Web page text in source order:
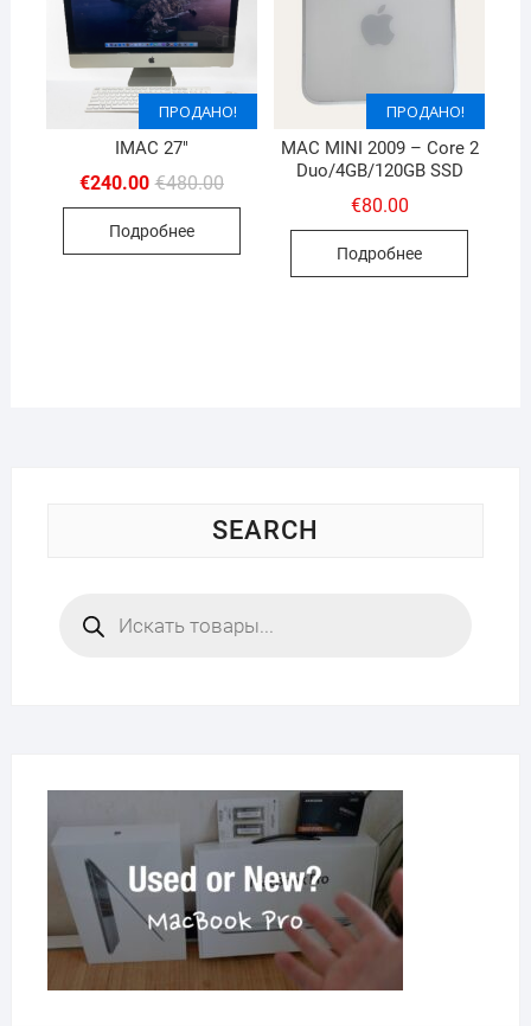
ПРОДАНО!
IMAC 27″
€480.00Первоначальная
€240.00
Текущая
Подробнее
ПРОДАНО!
MAC MINI 2009 – Core 2
Duo/4GB/120GB SSD
€80.00
Подробнее
SEARCH
товаров